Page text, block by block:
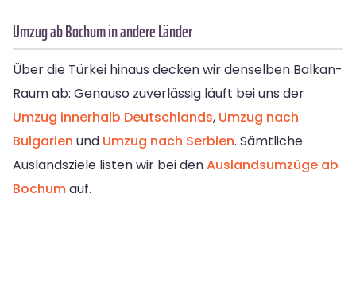
Umzug ab Bochum in andere Länder
Über die Türkei hinaus decken wir denselben Balkan-
Raum ab: Genauso zuverlässig läuft bei uns der
Umzug innerhalb Deutschlands, Umzug nach
Bulgarien und Umzug nach Serbien. Sämtliche
Auslandsziele listen wir bei denAuslandsumzüge ab
Bochumauf.